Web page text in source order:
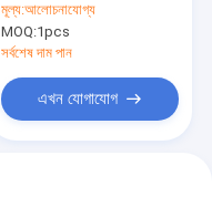
মূল্য:আলোচনাযোগ্য
MOQ:1pcs
সর্বশেষ দাম পান
এখন যোগাযোগ